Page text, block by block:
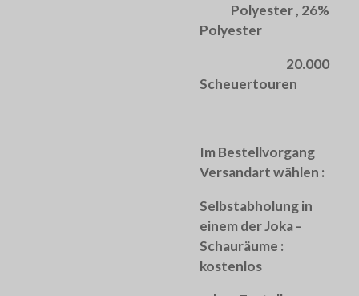
Polyester , 26%
Polyester
20.000
Scheuertouren
Im Bestellvorgang
Versandart wählen :
Selbstabholung in
einem der Joka -
Schauräume :
kostenlos